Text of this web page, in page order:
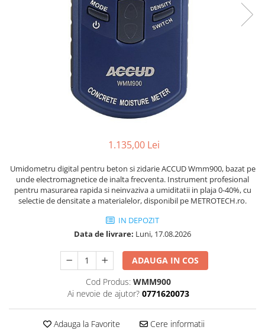
Accesorii sublere
Transfer date sublere
Micrometre mecanice
Micrometre digitale
Micrometre de interior in 2 puncte
Micrometre de adancime
in 3 puncte
Micrometre digitale de interior in
3 puncte
Micrometre pentru caneluri
Micrometre cu varfuri ascutite
Micrometre pentru filete
Micrometre speciale
1.135,00 Lei
Umidometru digital pentru beton si zidarie ACCUD Wmm900, bazat pe
unde electromagnetice de inalta frecventa. Instrument profesional
pentru masurarea rapida si neinvaziva a umiditatii in plaja 0-40%, cu
selectie de densitate a materialelor, disponibil pe METROTECH.ro.
IN DEPOZIT
Data de livrare: Luni, 17.08.2026
ADAUGA IN COS
Cod Produs: WMM900
Ai nevoie de ajutor? 0771620073
Adauga la Favorite Cere informatii